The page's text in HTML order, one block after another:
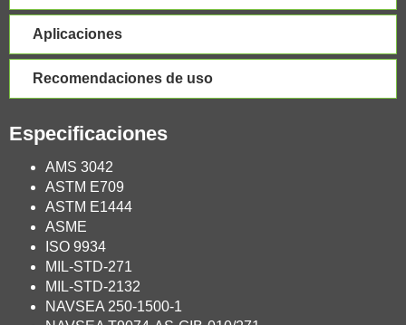
Aplicaciones
Recomendaciones de uso
Especificaciones
AMS 3042
ASTM E709
ASTM E1444
ASME
ISO 9934
MIL-STD-271
MIL-STD-2132
NAVSEA 250-1500-1